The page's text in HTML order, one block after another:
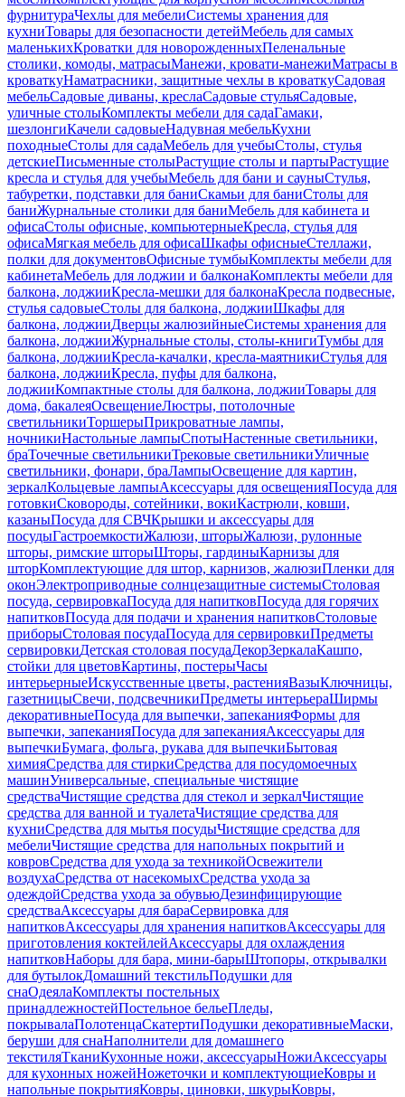
фурнитураЧехлы для мебелиСистемы хранения для
кухниТовары для безопасности детейМебель для самых
маленькихКроватки для новорожденныхПеленальные
столики, комоды, матрасыМанежи, кровати-манежиМатрасы в
кроваткуНаматрасники, защитные чехлы в кроваткуСадовая
мебельСадовые диваны, креслаСадовые стульяСадовые,
уличные столыКомплекты мебели для садаГамаки,
шезлонгиКачели садовыеНадувная мебельКухни
походныеСтолы для садаМебель для учебыСтолы, стулья
детскиеПисьменные столыРастущие столы и партыРастущие
кресла и стулья для учебыМебель для бани и сауныСтулья,
табуретки, подставки для баниСкамьи для баниСтолы для
баниЖурнальные столики для баниМебель для кабинета и
офисаСтолы офисные, компьютерныеКресла, стулья для
офисаМягкая мебель для офисаШкафы офисныеСтеллажи,
полки для документовОфисные тумбыКомплекты мебели для
кабинетаМебель для лоджии и балконаКомплекты мебели для
балкона, лоджииКресла-мешки для балконаКресла подвесные,
стулья садовыеСтолы для балкона, лоджииШкафы для
балкона, лоджииДверцы жалюзийныеСистемы хранения для
балкона, лоджииЖурнальные столы, столы-книгиТумбы для
балкона, лоджииКресла-качалки, кресла-маятникиСтулья для
балкона, лоджииКресла, пуфы для балкона,
лоджииКомпактные столы для балкона, лоджииТовары для
дома, бакалеяОсвещениеЛюстры, потолочные
светильникиТоршерыПрикроватные лампы,
ночникиНастольные лампыСпотыНастенные светильники,
браТочечные светильникиТрековые светильникиУличные
светильники, фонари, браЛампыОсвещение для картин,
зеркалКольцевые лампыАксессуары для освещенияПосуда для
готовкиСковороды, сотейники, вокиКастрюли, ковши,
казаныПосуда для СВЧКрышки и аксессуары для
посудыГастроемкостиЖалюзи, шторыЖалюзи, рулонные
шторы, римские шторыШторы, гардиныКарнизы для
шторКомплектующие для штор, карнизов, жалюзиПленки для
оконЭлектроприводные солнцезащитные системыСтоловая
посуда, сервировкаПосуда для напитковПосуда для горячих
напитковПосуда для подачи и хранения напитковСтоловые
приборыСтоловая посудаПосуда для сервировкиПредметы
сервировкиДетская столовая посудаДекорЗеркалаКашпо,
стойки для цветовКартины, постерыЧасы
интерьерныеИскусственные цветы, растенияВазыКлючницы,
газетницыСвечи, подсвечникиПредметы интерьераШирмы
декоративныеПосуда для выпечки, запеканияФормы для
выпечки, запеканияПосуда для запеканияАксессуары для
выпечкиБумага, фольга, рукава для выпечкиБытовая
химияСредства для стиркиСредства для посудомоечных
машинУниверсальные, специальные чистящие
средстваЧистящие средства для стекол и зеркалЧистящие
средства для ванной и туалетаЧистящие средства для
кухниСредства для мытья посудыЧистящие средства для
мебелиЧистящие средства для напольных покрытий и
ковровСредства для ухода за техникойОсвежители
воздухаСредства от насекомыхСредства ухода за
одеждойСредства ухода за обувьюДезинфицирующие
средстваАксессуары для бараСервировка для
напитковАксессуары для хранения напитковАксессуары для
приготовления коктейлейАксессуары для охлаждения
напитковНаборы для бара, мини-барыШтопоры, открывалки
для бутылокДомашний текстильПодушки для
снаОдеялаКомплекты постельных
принадлежностейПостельное бельеПледы,
покрывалаПолотенцаСкатертиПодушки декоративныеМаски,
беруши для снаНаполнители для домашнего
текстиляТканиКухонные ножи, аксессуарыНожиАксессуары
для кухонных ножейНожеточки и комплектующиеКовры и
напольные покрытияКовры, циновки, шкурыКовры,